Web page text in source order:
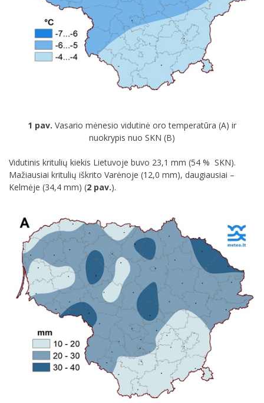
1 pav. Vasario mėnesio vidutinė oro temperatūra (A) ir
nuokrypis nuo SKN (B)
Vidutinis kritulių kiekis Lietuvoje buvo 23,1 mm (54 % SKN).
Mažiausiai kritulių iškrito Varėnoje (12,0 mm), daugiausiai –
Kelmėje (34,4 mm) (2 pav.).